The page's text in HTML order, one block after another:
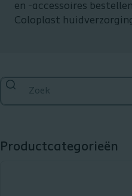
en -accessoires
Coloplast
Productcategorieën